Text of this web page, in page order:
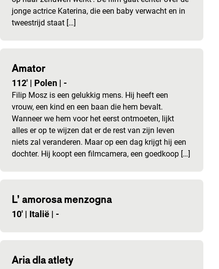
jonge actrice Katerina, die een baby verwacht en in
tweestrijd staat […]
Amator
112' | Polen | -
Filip Mosz is een gelukkig mens. Hij heeft een
vrouw, een kind en een baan die hem bevalt.
Wanneer we hem voor het eerst ontmoeten, lijkt
alles er op te wijzen dat er de rest van zijn leven
niets zal veranderen. Maar op een dag krijgt hij een
dochter. Hij koopt een filmcamera, een goedkoop […]
L’ amorosa menzogna
10' | Italië | -
Aria dla atlety